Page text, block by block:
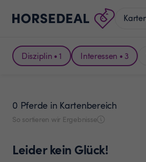
Disziplin • 1 Interessen • 3
0 Pferde in Kartenbereich
So sortieren wir Ergebnisse
Leider kein Glück!